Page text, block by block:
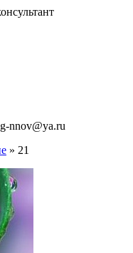
nnov@ya.ru
» 21